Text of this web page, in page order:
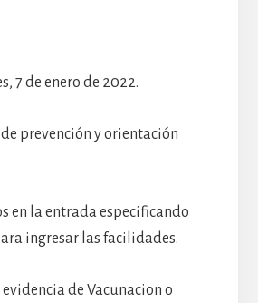
7 de enero de 2022.
prevención y orientación
en la entrada especificando
ingresar las facilidades.
evidencia de Vacunacion o